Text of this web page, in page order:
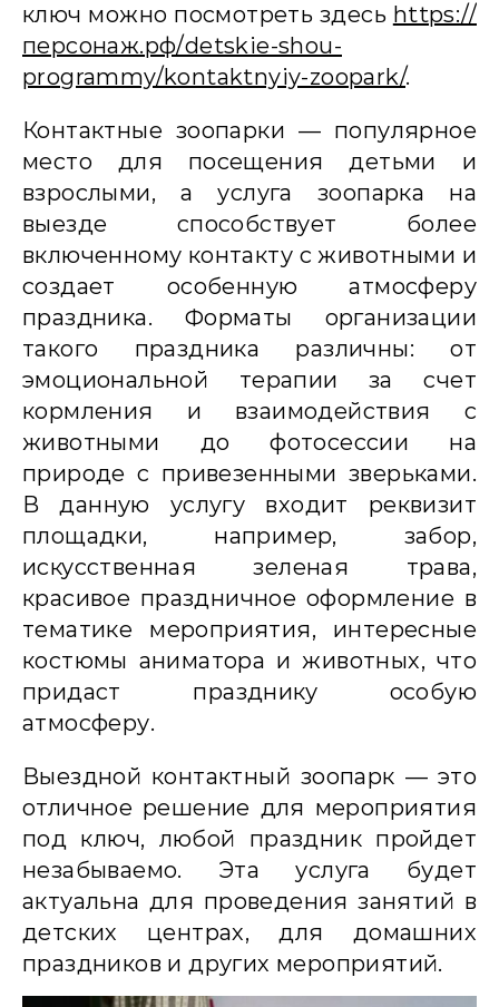
ключ можно посмотреть здесь https://
персонаж.рф/detskie-shou-
programmy/kontaktnyiy-zoopark/.
Контактные зоопарки — популярное
место для посещения детьми и
взрослыми, а услуга зоопарка на
выезде способствует более
включенному контакту с животными и
создает особенную атмосферу
праздника. Форматы организации
такого праздника различны: от
эмоциональной терапии за счет
кормления и взаимодействия с
животными до фотосессии на
природе с привезенными зверьками.
В данную услугу входит реквизит
площадки, например, забор,
искусственная зеленая трава,
красивое праздничное оформление в
тематике мероприятия, интересные
костюмы аниматора и животных, что
придаст празднику особую
атмосферу.
Выездной контактный зоопарк — это
отличное решение для мероприятия
под ключ, любой праздник пройдет
незабываемо. Эта услуга будет
актуальна для проведения занятий в
детских центрах, для домашних
праздников и других мероприятий.